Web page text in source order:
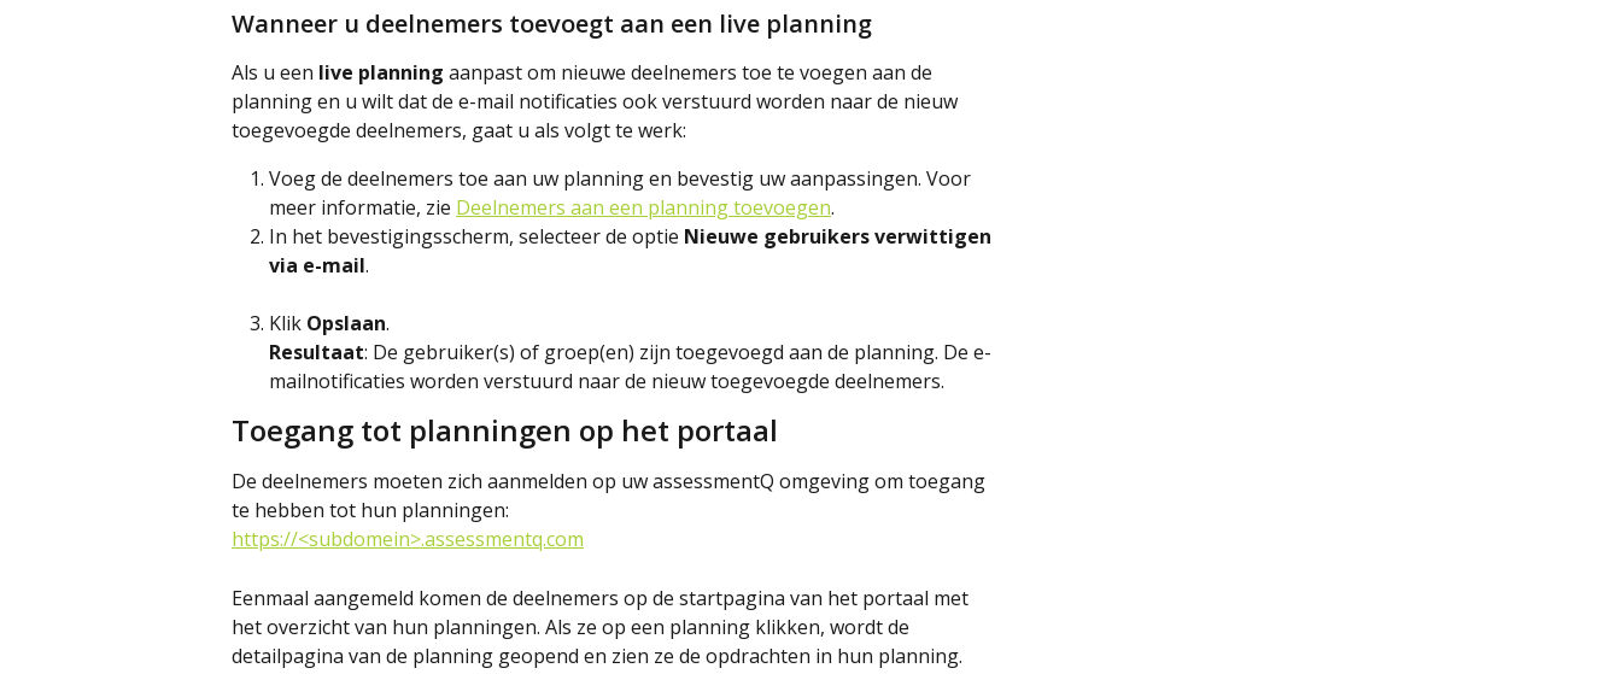
Wanneer u deelnemers toevoegt aan een live planning
Als u een live planning aanpast om nieuwe deelnemers toe te voegen aan de
planning en u wilt dat de e-mail notificaties ook verstuurd worden naar de nieuw
toegevoegde deelnemers, gaat u als volgt te werk:
Voeg de deelnemers toe aan uw planning en bevestig uw aanpassingen. Voor
meer informatie, zie Deelnemers aan een planning toevoegen.
In het bevestigingsscherm, selecteer de optie Nieuwe gebruikers verwittigen
via e-mail.
Klik Opslaan.
Resultaat: De gebruiker(s) of groep(en) zijn toegevoegd aan de planning. De e-
mailnotificaties worden verstuurd naar de nieuw toegevoegde deelnemers.
Toegang tot planningen op het portaal
De deelnemers moeten zich aanmelden op uw assessmentQ omgeving om toegang
te hebben tot hun planningen:
https://<subdomein>.assessmentq.com
Eenmaal aangemeld komen de deelnemers op de startpagina van het portaal met
het overzicht van hun planningen. Als ze op een planning klikken, wordt de
detailpagina van de planning geopend en zien ze de opdrachten in hun planning.